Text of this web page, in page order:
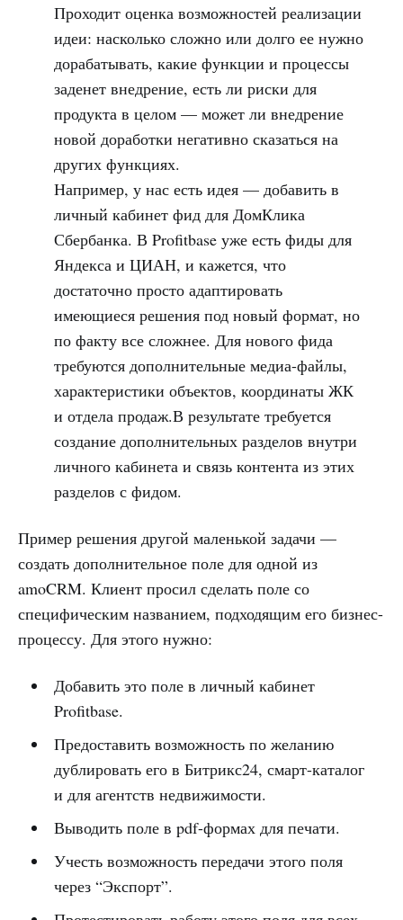
Проходит оценка возможностей реализации
идеи: насколько сложно или долго ее нужно
дорабатывать, какие функции и процессы
заденет внедрение, есть ли риски для
продукта в целом — может ли внедрение
новой доработки негативно сказаться на
других функциях.
Например, у нас есть идея — добавить в
личный кабинет фид для ДомКлика
Сбербанка. В Profitbase уже есть фиды для
Яндекса и ЦИАН, и кажется, что
достаточно просто адаптировать
имеющиеся решения под новый формат, но
по факту все сложнее. Для нового фида
требуются дополнительные медиа-файлы,
характеристики объектов, координаты ЖК
и отдела продаж.В результате требуется
создание дополнительных разделов внутри
личного кабинета и связь контента из этих
разделов с фидом.
Пример решения другой маленькой задачи —
создать дополнительное поле для одной из
amoCRM. Клиент просил сделать поле со
специфическим названием, подходящим его бизнес-
процессу. Для этого нужно:
Добавить это поле в личный кабинет
Profitbase.
Предоставить возможность по желанию
дублировать его в Битрикс24, смарт-каталог
и для агентств недвижимости.
Выводить поле в pdf-формах для печати.
Учесть возможность передачи этого поля
через “Экспорт”.